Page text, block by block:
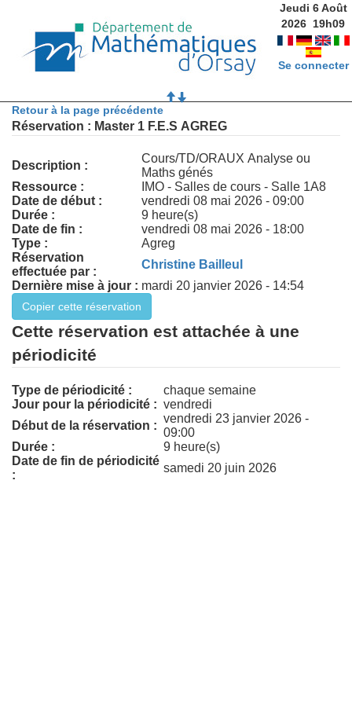
Jeudi 6 Août
2026 19h09
Se connecter
Retour à la page précédente
Réservation : Master 1 F.E.S AGREG
Description :
Cours/TD/ORAUX Analyse ou
Maths génés
Ressource :
IMO - Salles de cours - Salle 1A8
Date de début :
vendredi 08 mai 2026 - 09:00
Durée :
9 heure(s)
Date de fin :
vendredi 08 mai 2026 - 18:00
Type :
Agreg
Réservation
effectuée par :
Christine Bailleul
Dernière mise à jour : mardi 20 janvier 2026 - 14:54
Cette réservation est attachée à une
périodicité
Type de périodicité :
chaque semaine
Jour pour la périodicité : vendredi
Début de la réservation :
vendredi 23 janvier 2026 -
09:00
Durée :
9 heure(s)
Date de fin de périodicité
:
samedi 20 juin 2026